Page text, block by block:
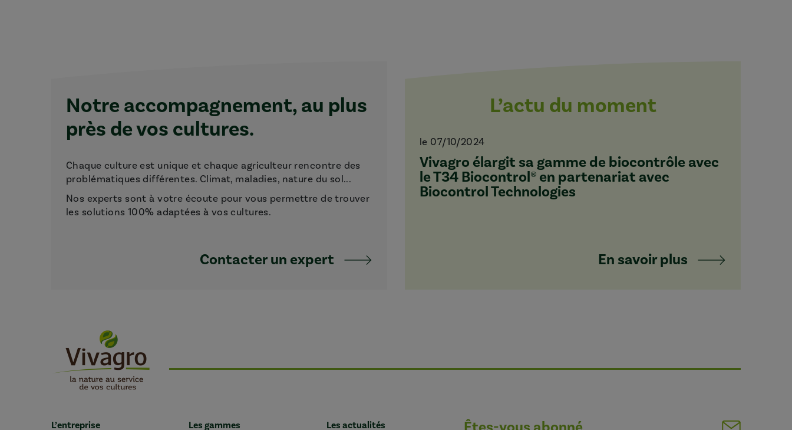
Notre accompagnement, au plus
près de vos cultures.
Chaque culture est unique et chaque agriculteur rencontre des
problématiques différentes. Climat, maladies, nature du sol...
Nos experts sont à votre écoute pour vous permettre de trouver
les solutions 100% adaptées à vos cultures.
Contacter un expert
L’actu du moment
le 07/10/2024
Vivagro élargit sa gamme de biocontrôle avec
le T34 Biocontrol® en partenariat avec
Biocontrol Technologies
En savoir plus
L’entreprise Les gammes
Les actualités